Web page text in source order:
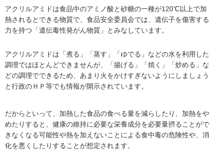
アクリルアミドは食品中のアミノ酸と砂糖の一種が120℃以上で加
熱されるとできる物質で、食品安全委員会では、遺伝子を傷害する
力を持つ「遺伝毒性発がん物質」とみなしています。
アクリルアミドは「煮る」「蒸す」「ゆでる」などの水を利用した
調理ではほとんどできませんが、「揚げる」「焼く」「炒める」な
どの調理でできるため、あまり火をかけすぎないようにしましょう
と行政のＨＰ等でも情報が開示されています。
だからといって、加熱した食品の食べる量を減らしたり、加熱をや
めたりすると、健康の維持に必要な栄養成分を必要量摂ることがで
きなくなる可能性や熱を加えないことによる食中毒の危険性や、消
化を悪くしたりすることが想定されます。